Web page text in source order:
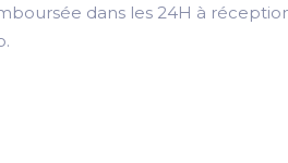
dans les 24H à